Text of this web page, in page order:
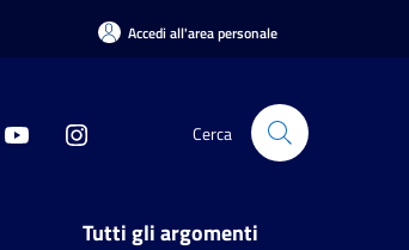
Accedi all'area personale
Cerca
Tutti gli argomenti